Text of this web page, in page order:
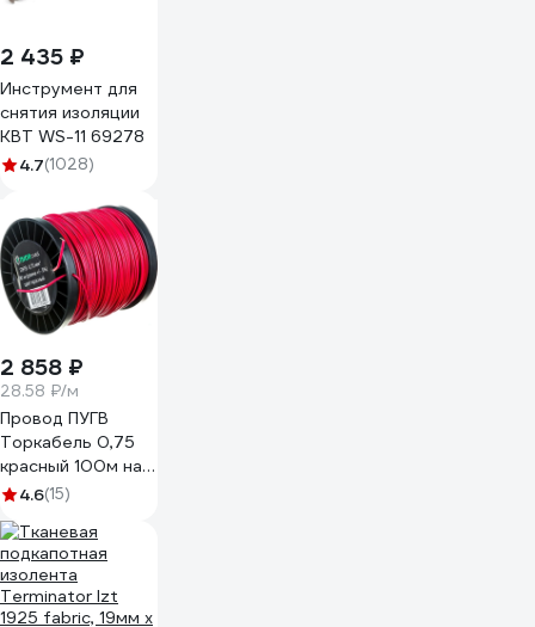
2 435 ₽
Инструмент для
снятия изоляции
КВТ WS-11 69278
4.7(1028)
2 858 ₽
28.58 ₽/м
Провод ПУГВ
Торкабель 0,75
красный 100м на
катушке
4.6(15)